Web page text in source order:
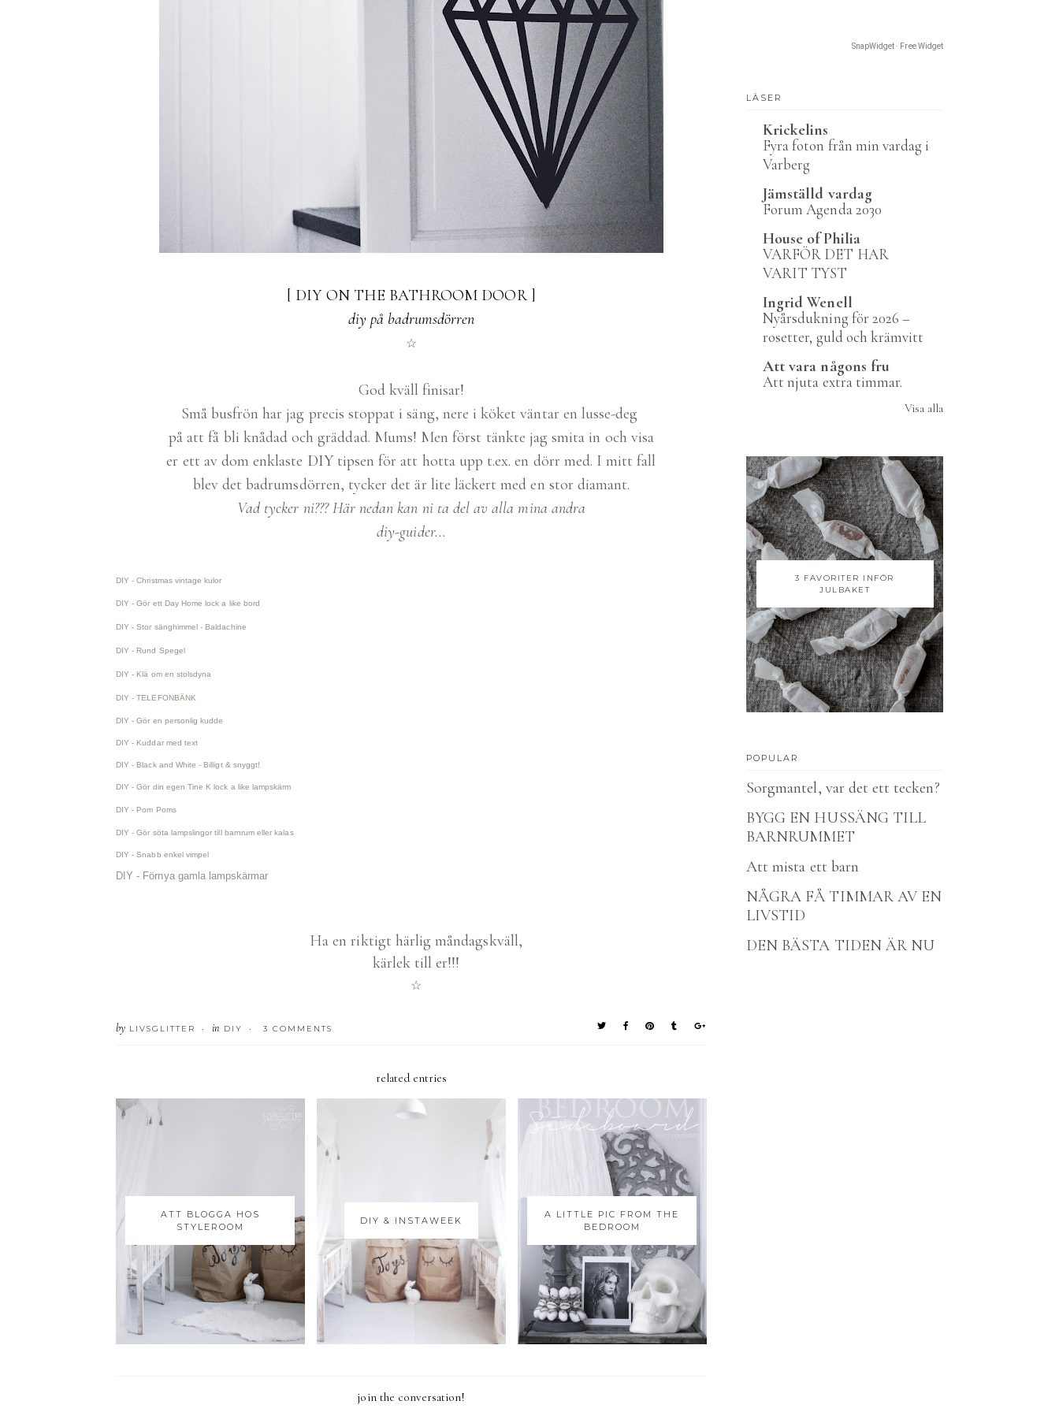
[ DIY ON THE BATHROOM DOOR ]
diy på badrumsdörren
☆
God kväll finisar!
Små busfrön har jag precis stoppat i säng, nere i köket väntar en lusse-deg
på att få bli knådad och gräddad. Mums! Men först tänkte jag smita in och visa
er ett av dom enklaste DIYtipsen för att hotta upp t.ex. en dörr med. I mitt fall
blev det badrumsdörren, tycker det är lite läckert med en stor diamant.
Vad tycker ni??? Här nedan kan ni ta del av alla mina andra
diy-guider...
DIY - Christmas vintage kulor
DIY - Gör ett Day Home lock a like bord
DIY - Stor sänghimmel - Baldachine
DIY - Rund Spegel
DIY - Klä om en stolsdyna
DIY - TELEFONBÄNK
DIY - Gör en personlig kudde
DIY - Kuddar med text
DIY - Black and White - Billigt & snyggt!
DIY - Gör din egen Tine K lock a like lampskärm
DIY - Pom Poms
DIY - Gör söta lampslingor till barnrum eller kalas
DIY - Snabb enkel vimpel
DIY - Förnya gamla lampskärmar
Ha en riktigt härlig måndagskväll,
kärlek till er!!!
☆
by LIVSGLITTER • in DIY • 3 COMMENTS
related entries
ATT BLOGGA HOS
STYLEROOM
DIY & INSTAWEEK
A LITTLE PIC FROM THE
BEDROOM
join the conversation!
SnapWidget · Free Widget
LÄSER
Krickelins
Fyra foton från min vardag i
Varberg
Jämställd vardag
Forum Agenda 2030
House of Philia
VARFÖR DET HAR
VARIT TYST
Ingrid Wenell
Nyårsdukning för 2026 –
rosetter, guld och krämvitt
Att vara någons fru
Att njuta extra timmar.
Visa alla
3 FAVORITER INFÖR
JULBAKET
POPULAR
Sorgmantel, var det ett tecken?
BYGG EN HUSSÄNG TILL
BARNRUMMET
Att mista ett barn
NÅGRA FÅ TIMMAR AV EN
LIVSTID
DEN BÄSTA TIDEN ÄR NU